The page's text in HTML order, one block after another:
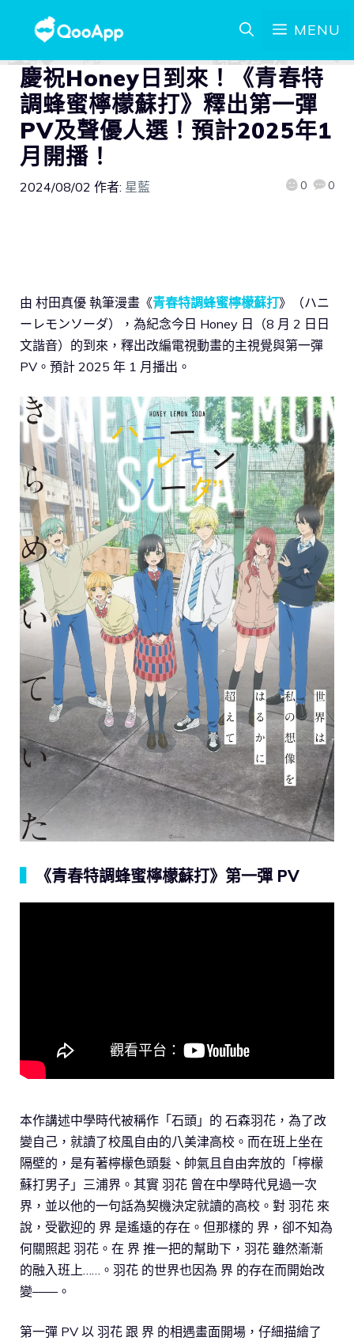
MENU
慶祝Honey日到來！《青春特
調蜂蜜檸檬蘇打》釋出第一彈
PV及聲優人選！預計2025年1
月開播！
2024/08/02 作者: 星藍 0 0
由 村田真優 執筆漫畫《青春特調蜂蜜檸檬蘇打》（ハニ
ーレモンソーダ），為紀念今日 Honey 日（8 月 2 日日
文諧音）的到來，釋出改編電視動畫的主視覺與第一彈
PV。預計 2025 年 1 月播出。
《青春特調蜂蜜檸檬蘇打》第一彈 PV
本作講述中學時代被稱作「石頭」的 石森羽花，為了改
變自己，就讀了校風自由的八美津高校。而在班上坐在
隔壁的，是有著檸檬色頭髮、帥氣且自由奔放的「檸檬
蘇打男子」三浦界。其實 羽花 曾在中學時代見過一次
界，並以他的一句話為契機決定就讀的高校。對 羽花 來
說，受歡迎的 界 是遙遠的存在。但那樣的 界，卻不知為
何關照起 羽花。在 界 推一把的幫助下，羽花 雖然漸漸
的融入班上……。羽花 的世界也因為 界 的存在而開始改
變——。
第一彈 PV 以 羽花 跟 界 的相遇畫面開場，仔細描繪了